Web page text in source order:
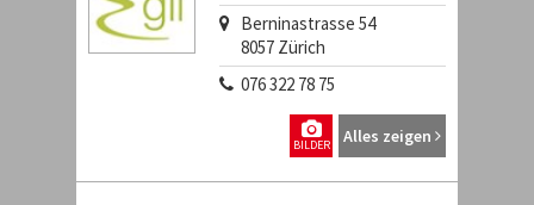
Berninastrasse 54
8057 Zürich
076 322 78 75
Alles zeigen
BILDER